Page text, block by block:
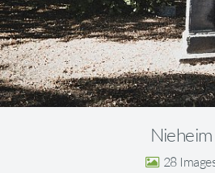
Nieheim
28